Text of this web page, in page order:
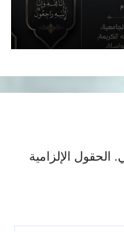
الحقول الإلزامية